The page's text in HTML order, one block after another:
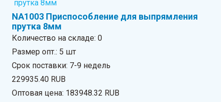
NA1003 Приспособление для выпрямления
прутка 8мм
Количество на складе:0
Размер опт.: 5 шт
Срок поставки: 7-9 недель
229935.40 RUB
Оптовая цена: 183948.32 RUB